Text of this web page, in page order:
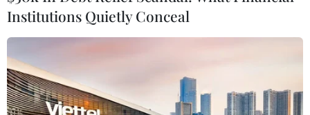
Institutions Quietly Conceal